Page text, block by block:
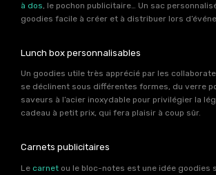
à dos, le pochon publicitaire… Un sac
goodies facile à créer et à distribuer lors
Lunch box personnalisables
Un goodies utile très apprécié par les
se déclinent sous différentes formes, du verre
saveurs à l’acier inoxydable pour privilégier la
cadeau à petit prix, qui fera plaisir à coup sûr.
Carnets publicitaires
Le carnet ou le bloc-notes est une idée goodies